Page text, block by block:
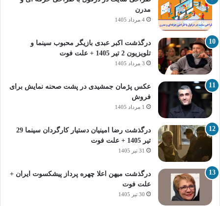
مدرن
4 مرداد 1405
درگذشت اکبر عبدی بازیگر محبوب سینما و
تلویزیون 2 تیر 1405 + علت فوت
3 مرداد 1405
عکس پژمان جمشیدی در پشت صحنه نمایش برای
فروش
1 مرداد 1405
درگذشت رضا امینیان دستیار کارگردان سینما 29
تیر 1405 + علت فوت
31 تیر 1405
درگذشت میهن اعلا چهره پرداز پیشکسوت ایران +
علت فوت
30 تیر 1405